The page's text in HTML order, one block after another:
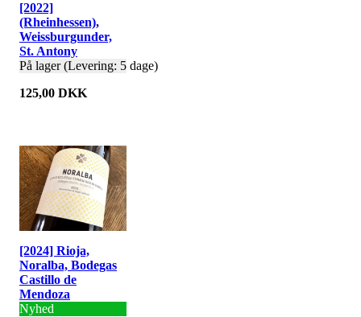
[2022]
(Rheinhessen),
Weissburgunder,
St. Antony
På lager (Levering: 5 dage)
125,00 DKK
[2024] Rioja,
Noralba, Bodegas
Castillo de
Mendoza
Nyhed